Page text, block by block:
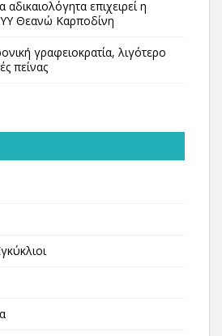
αδικαιολόγητα επιχειρεί η
Θεανώ Καρποδίνη
γραφειοκρατία, λιγότερο
πείνας